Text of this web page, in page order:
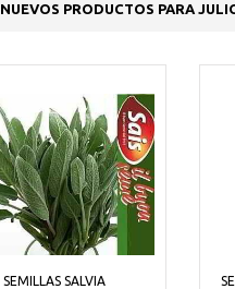
NUEVOS PRODUCTOS PARA
SEMILLAS SALVIA